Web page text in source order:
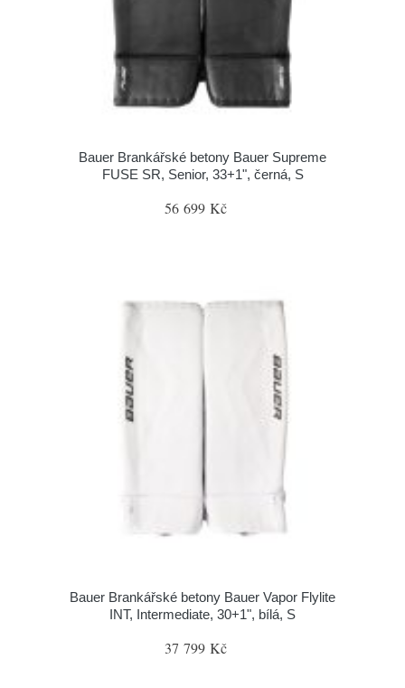
Bauer Brankářské betony Bauer Supreme
FUSE SR, Senior, 33+1", černá, S
56 699 Kč
Bauer Brankářské betony Bauer Vapor Flylite
INT, Intermediate, 30+1", bílá, S
37 799 Kč